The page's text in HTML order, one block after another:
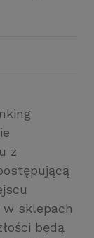
z
w sklepach
będą